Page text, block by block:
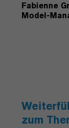
Fabienne
Model-
zum